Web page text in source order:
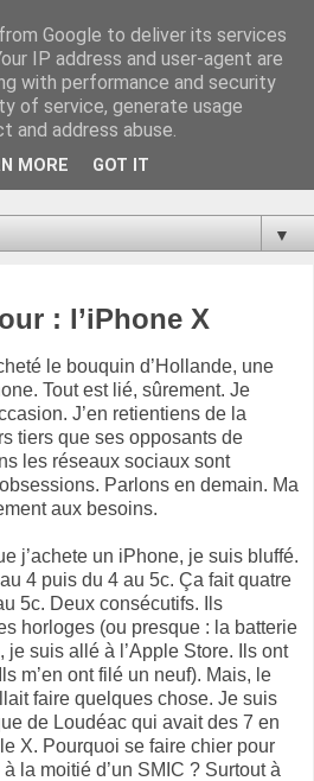
susceptible de nous faire
vérité, utilisons la par des moyens
Le temps qu'on remplisse nos
▼
: l’iPhone X
le bouquin d’Hollande, une
Tout est lié, sûrement. Je
J’en retientiens de la
tiers que ses opposants de
les réseaux sociaux sont
Parlons en demain. Ma
aux besoins.
j’achete un iPhone, je suis bluffé.
4 puis du 4 au 5c. Ça fait quatre
5c. Deux consécutifs. Ils
horloges (ou presque : la batterie
je suis allé à l’Apple Store. Ils ont
m’en ont filé un neuf). Mais, le
faire quelques chose. Je suis
de Loudéac qui avait des 7 en
X. Pourquoi se faire chier pour
la moitié d’un SMIC ? Surtout à
Google to deliver its services
IP address and user-agent are
with performance and security
of service, generate usage
address abuse.
MORE GOT IT